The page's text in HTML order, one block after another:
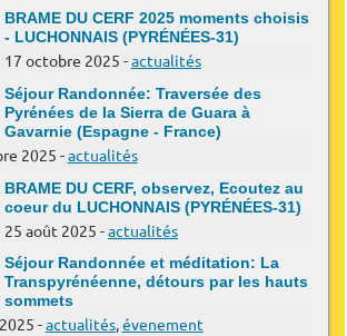
BRAME DU CERF 2025 moments choisis
- LUCHONNAIS (PYRÉNÉES-31)
17 octobre 2025 -actualités
Séjour Randonnée: Traversée des
Pyrénées de la Sierra de Guara à
Gavarnie (Espagne - France)
2025 -actualités
BRAME DU CERF, observez, Ecoutez au
coeur du LUCHONNAIS (PYRÉNÉES-31)
25 août 2025 -actualités
Séjour Randonnée et méditation: La
Transpyrénéenne, détours par les hauts
sommets
-actualités,évenement